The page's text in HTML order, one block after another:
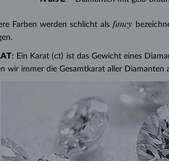
Farben werden schlicht als fancy
: Ein Karat (ct) ist das Gewicht eines
wir immer die Gesamtkarat aller Diamanten